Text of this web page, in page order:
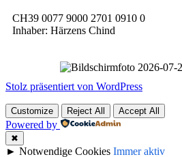
CH39 0077 9000 2701 0910 0
Inhaber: Härzens Chind
Stolz präsentiert von WordPress
Customize Reject All Accept All
Powered by
✖
► Notwendige Cookies Immer aktiv